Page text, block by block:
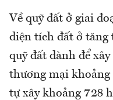
Về quỹ đất ở giai
diện tích đất ở tăng
quỹ đất dành để
thương mại khoảng
tự xây khoảng 728